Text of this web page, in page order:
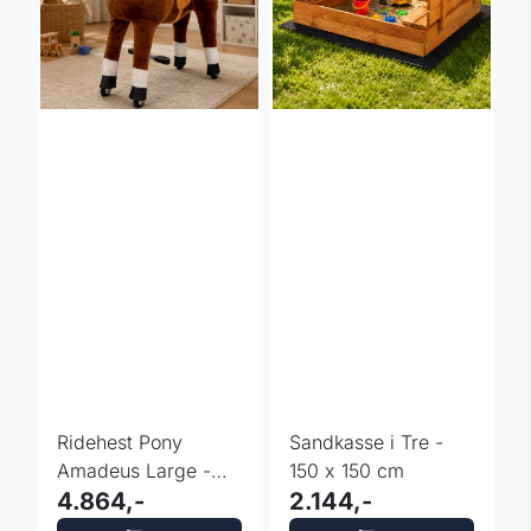
Ridehest Pony
Amadeus Large -
Lekehest 5 år
4.864,-
Sandkasse i Tre -
150 x 150 cm
2.144,-